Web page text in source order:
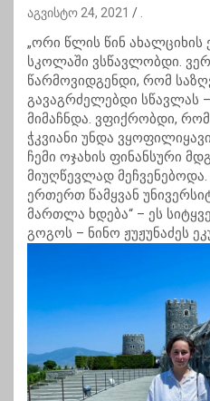
აგვისტო 24, 2021
„ორი წლის წინ
სკოლაში ვსწავლობდი.
წარმოვიდგენდი, რომ
გავაგრძელებდი სწავლას
მიმაჩნდა. ვფიქრობდი,
ჭკვიანი უნდა
ჩემი ოჯახის ფინანსური
მიუღწევლად
ერთერთ წამყვან
მართლა ხდება“ – ეს
გოგოს – ნინო ჟუჟუნაძეს